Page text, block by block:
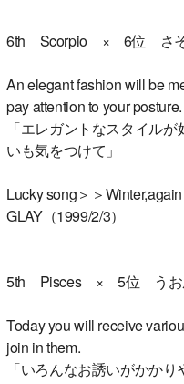
6th Scorpio × 6位 さ
An elegant fashion will be
pay attention to your posture.
「エレガントなスタイル
いも気をつけて」
Lucky song＞＞Winter,again
GLAY（1999/2/3）
5th Pisces × 5位 うお
Today you will receive
join in them.
「いろんなお誘いがかか